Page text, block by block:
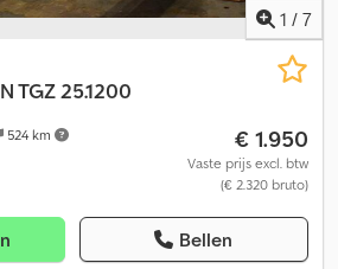
1 / 7
524 km
TGZ 25.1200
€ 1.950
Vaste prijs excl. btw
(€ 2.320 bruto)
Bellen